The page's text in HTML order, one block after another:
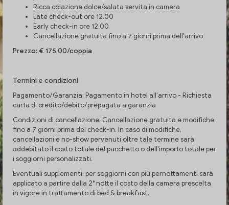
Ricca colazione dolce/salata servita in camera
Late check-out ore 12.00
Early check-in ore 12.00
Cancellazione gratuita fino a 7 giorni prima dell'arrivo
Prezzo: € 175,00/coppia
Termini e condizioni
Pagamento/Garanzia: Pagamento in hotel all'arrivo - Richiesta
carta di credito/debito/prepagata a garanzia
Condizioni di cancellazione: Cancellazione gratuita e modifiche
fino a 7 giorni prima del check-in. In caso di modifiche,
cancellazioni e no-show pervenuti oltre tale termine sarà
addebitato il costo totale del pacchetto o dell'importo totale per
i soggiorni personalizzati.
Eventuali supplementi: per soggiorni con più pernottamenti sarà
applicato a partire dalla 2° notte il costo della camera prescelta
in vigore in trattamento di bed & breakfast.